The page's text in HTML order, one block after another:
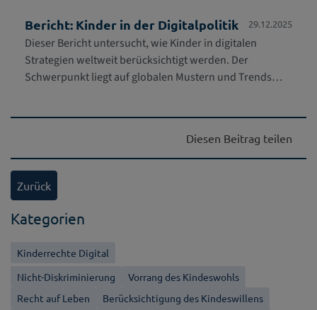
Bericht: Kinder in der Digitalpolitik 29.12.2025
Dieser Bericht untersucht, wie Kinder in digitalen
Strategien weltweit berücksichtigt werden. Der
Schwerpunkt liegt auf globalen Mustern und Trends…
Diesen Beitrag teilen
Zurück
Kategorien
Kinderrechte Digital
Nicht-Diskriminierung
Vorrang des Kindeswohls
Recht auf Leben
Berücksichtigung des Kindeswillens